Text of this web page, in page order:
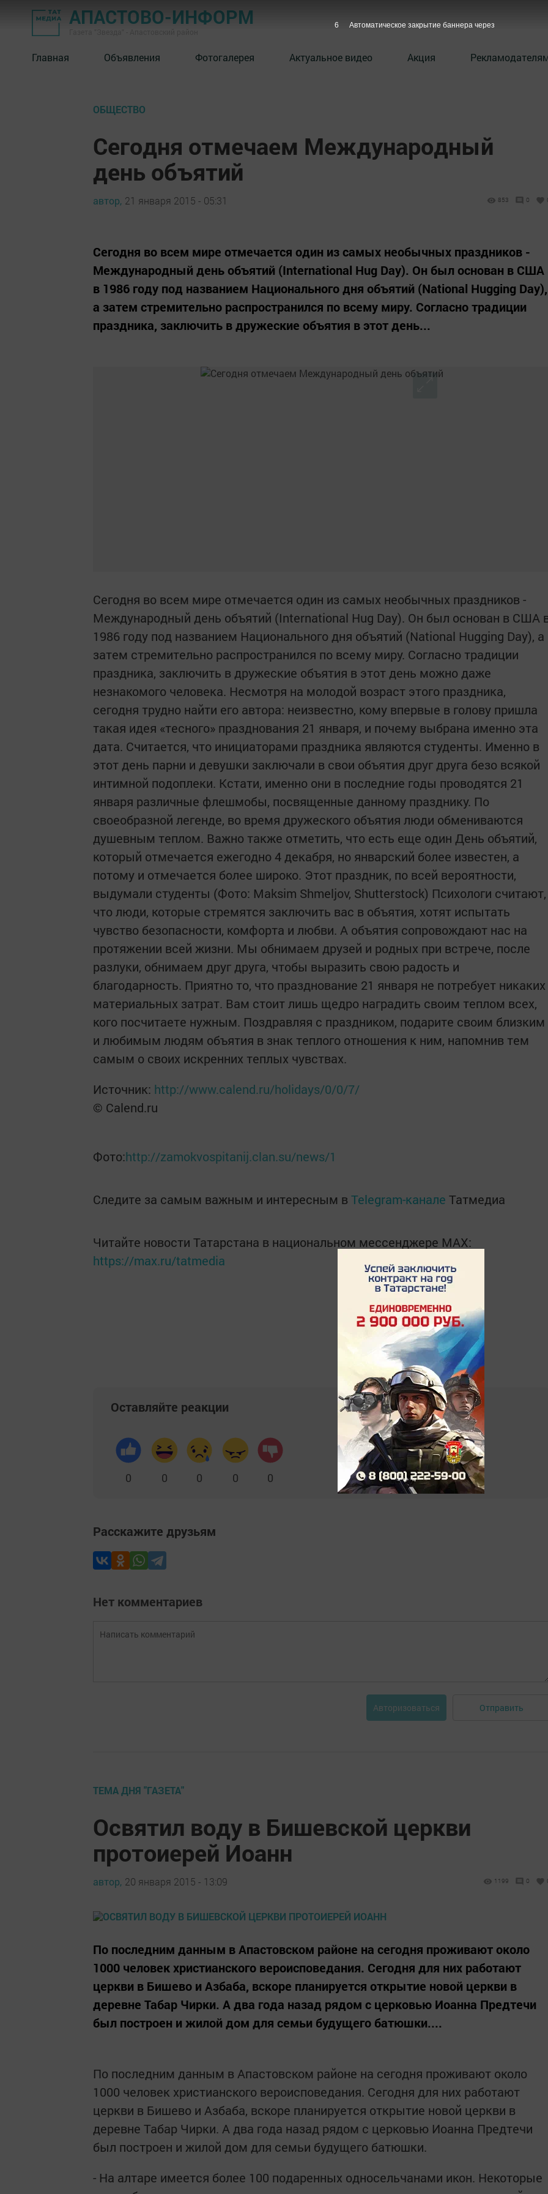
АПАСТОВО-ИНФОРМ
Главная Объявления Фотогалерея Актуальное видео Акция
ОБЩЕСТВО
Сегодня отмечаем Международный
день объятий
автор, 21 января 2015 - 05:31 853 0
Сегодня во всем мире отмечается один из самых необычных праздников -
Международный день объятий (International Hug Day). Он был основан в США
в 1986 году под названием Национального дня объятий (National Hugging Day),
а затем стремительно распространился по всему миру. Согласно традиции
праздника, заключить в дружеские объятия в этот день...
Сегодня во всем мире отмечается один из самых необычных праздников -
Международный день объятий (International Hug Day). Он был основан в США
1986 году под названием Национального дня объятий (National Hugging Day), а
затем стремительно распространился по всему миру. Согласно традиции
праздника, заключить в дружеские объятия в этот день можно даже
незнакомого человека. Несмотря на молодой возраст этого праздника,
сегодня трудно найти его автора: неизвестно, кому впервые в голову пришла
такая идея «тесного» празднования 21 января, и почему выбрана именно эта
дата. Считается, что инициаторами праздника являются студенты. Именно в
этот день парни и девушки заключали в свои объятия друг друга безо всякой
интимной подоплеки. Кстати, именно они в последние годы проводятся 21
января различные флешмобы, посвященные данному празднику. По
своеобразной легенде, во время дружеского объятия люди обмениваются
душевным теплом. Важно также отметить, что есть еще один День объятий,
который отмечается ежегодно 4 декабря, но январский более известен, а
потому и отмечается более широко. Этот праздник, по всей вероятности,
выдумали студенты (Фото: Maksim Shmeljov, Shutterstock) Психологи считают,
что люди, которые стремятся заключить вас в объятия, хотят испытать
чувство безопасности, комфорта и любви. А объятия сопровождают нас на
протяжении всей жизни. Мы обнимаем друзей и родных при встрече, после
разлуки, обнимаем друг друга, чтобы выразить свою радость и
благодарность. Приятно то, что празднование 21 января не потребует никаких
материальных затрат. Вам стоит лишь щедро наградить своим теплом всех,
кого посчитаете нужным. Поздравляя с праздником, подарите своим близким
и любимым людям объятия в знак теплого отношения к ним, напомнив тем
самым о своих искренних теплых чувствах.
Источник: http://www.calend.ru/holidays/0/0/7/
© Calend.ru
Фото:http://zamokvospitanij.clan.su/news/1
Следите за самым важным и интересным в Telegram-канале Татмедиа
Читайте новости Татарстана в национальном мессенджере MАХ:
https://max.ru/tatmedia
Оставляйте реакции
0 0 0 0 0
Расскажите друзьям
Нет комментариев
Авторизоваться Отправить
ТЕМА ДНЯ "ГАЗЕТА"
Освятил воду в Бишевской церкви
протоиерей Иоанн
автор, 20 января 2015 - 13:09 1199 0
По последним данным в Апастовском районе на сегодня проживают около
1000 человек христианского вероисповедания. Сегодня для них работают
церкви в Бишево и Азбаба, вскоре планируется открытие новой церкви в
деревне Табар Чирки. А два года назад рядом с церковью Иоанна Предтечи
был построен и жилой дом для семьи будущего батюшки....
По последним данным в Апастовском районе на сегодня проживают около
1000 человек христианского вероисповедания. Сегодня для них работают
церкви в Бишево и Азбаба, вскоре планируется открытие новой церкви в
деревне Табар Чирки. А два года назад рядом с церковью Иоанна Предтечи
был построен и жилой дом для семьи будущего батюшки.
- На алтаре имеется более 100 подаренных односельчанами икон. Некоторые
5 Автоматическое закрытие баннера через